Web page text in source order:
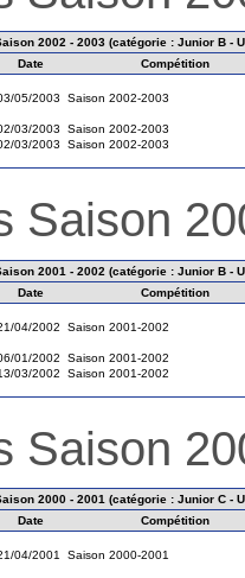
2002 - 2003 (catégorie : Junior B -
Date Compétition
05/2003 Saison 2002-2003
03/2003 Saison 2002-2003
03/2003 Saison 2002-2003
Saison
2001 - 2002 (catégorie : Junior B -
Date Compétition
04/2002 Saison 2001-2002
01/2002 Saison 2001-2002
03/2002 Saison 2001-2002
Saison
2000 - 2001 (catégorie : Junior C -
Date Compétition
04/2001 Saison 2000-2001